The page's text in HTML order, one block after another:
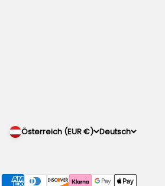
Österreich (EUR €) Deutsch